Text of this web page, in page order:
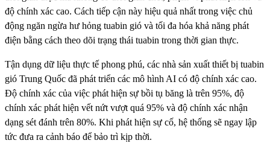
độ chính xác cao. Cách tiếp cận này hiệu quả nhất trong việc chủ
động ngăn ngừa hư hỏng tuabin gió và tối đa hóa khả năng phát
điện bằng cách theo dõi trạng thái tuabin trong thời gian thực.
Tận dụng dữ liệu thực tế phong phú, các nhà sản xuất thiết bị tuabin
gió Trung Quốc đã phát triển các mô hình AI có độ chính xác cao.
Độ chính xác của việc phát hiện sự bồi tụ băng là trên 95%, độ
chính xác phát hiện vết nứt vượt quá 95% và độ chính xác nhận
dạng sét đánh trên 80%. Khi phát hiện sự cố, hệ thống sẽ ngay lập
tức đưa ra cảnh báo để bảo trì kịp thời.